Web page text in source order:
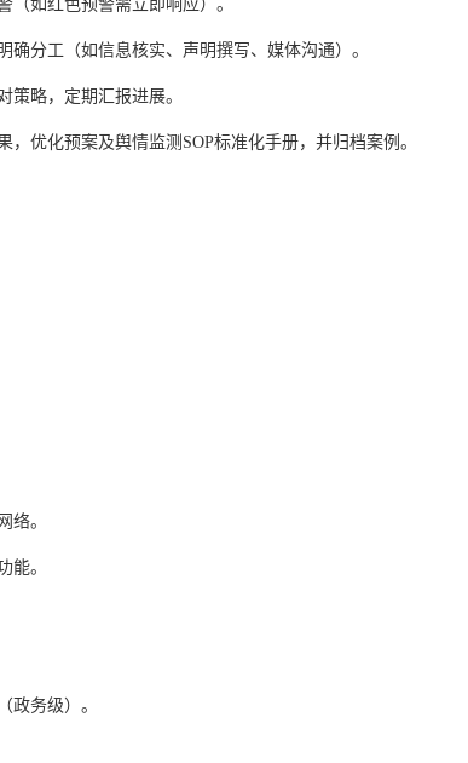
如红色预警需立即响应）。
分工（如信息核实、声明撰写、媒体沟通）。
策略，定期汇报进展。
优化预案及舆情监测SOP标准化手册，并归档案例。
络。
能。
政务级）。